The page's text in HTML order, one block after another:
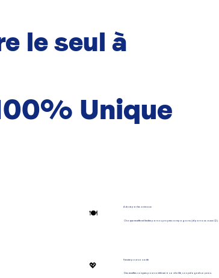
le seul à
Unique
💖
Pensée pour sa santé
Des recettes conçues pour contribuer à sa vitalité, son pelage et sa peau.
🍽️
Adoré par les animaux
Chaque recette est testée par nos propres compagnons (et par nous aussi 😉).